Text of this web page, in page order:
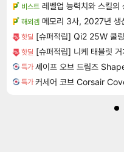
비스트 레벨업 능력치와 스킬의
해외겜 메모리 3사, 2027년 생
핫딜 [슈퍼적립] Qi2 25W 쿨링 펠티어 맥세
핫딜 [슈퍼적립] 니케 태블릿 거치대
특가 셰이프 오브 드림즈
특가 커세어 코브 Corsair